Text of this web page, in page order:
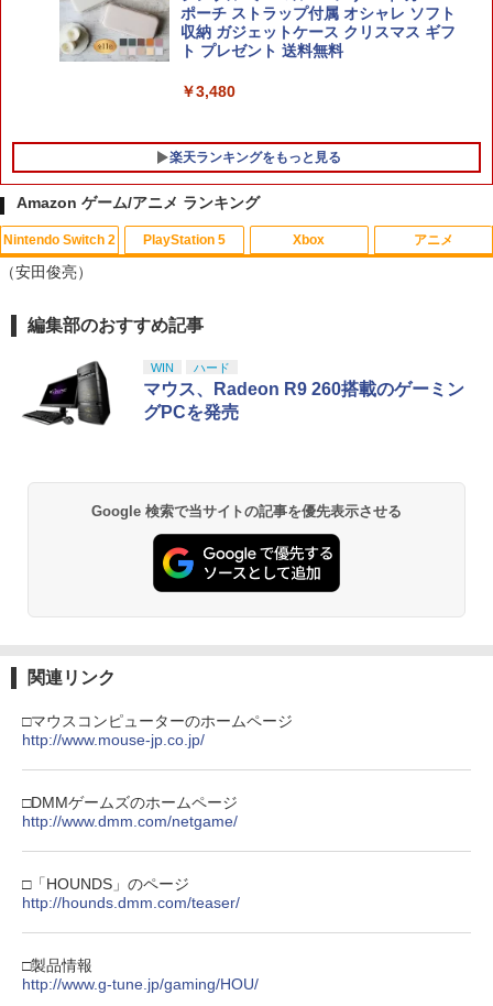
￥5,742
ポーチ ストラップ付属 オシャレ ソフト
収納 ガジェットケース クリスマス ギフ
ト プレゼント 送料無料
￥3,480
楽天ランキングをもっと見る
1
【中古】アナと雪の女王 MovieNEX [ブ
￥1,100
2
機動戦士ガンダムSEED FREEDOM(通常
空飛ぶゆうれい船【Blu-ray】 [ 石ノ森章
太郎 ]
DARD EDITION【4K ULTRA HD】（早
期予約特典なし） [ 井上雄彦 ]
人間(特装限定版)【Blu-ray】(第1弾・第
2弾キービジュアル使用ステッカーセッ
Amazon ゲーム/アニメ ランキング
Nintendo Switch 2
1
スプラトゥーン レイダース|オンライン
￥5,832
2 スプラトゥーン レイダース -Switch2
￥6,445
ンラインコード版
￥5,000
PlayStation 5
1
PlayStation 5 デジタル・エディション
ese only (CFI-2200B01)
￥55,000
Beast of Reincarnation -PS5 【特典】
プロダクトコード 封入
￥7,286
トローラー ミッドナイト ブラック(CFI-
ZCT2J01)
￥10,737
【純正品】DualSense ワイヤレスコン
￥10,737
Xbox
1
【純正品】Xbox ワイヤレス コントロー
￥8,300
ラー (ロボット ホワイト)
￥8,020
5
【純正品】Xbox Elite ワイヤレス コン
イト)
￥18,500
アニメ
1
【Amazon.co.jp限定】劇場版モノノ怪
ナル三方背収納ケース付きコレクション)
(オリジナル特典:オリジナル巾着＋メー
カー特典:【坤と離】二振りの剣、十翼よ
り来たる！スタジオ描き下ろしイラスト
￥10,780
劇場版「鬼滅の刃」無限城編 第一章 猗
窩座再来 通常版 [Blu-ray]
￥3,964
3
劇場版「鬼滅の刃」無限城編 第一章 猗
窩座再来 通常版 [DVD]
￥3,523
窩座再来 完全生産限定版 [Blu-ray]
￥8,698
（安田俊亮）
編集部のおすすめ記事
WIN ハード
マウス、Radeon R9 260搭載のゲーミン
グPCを発売
Google 検索で当サイトの記事を優先表示させる
関連リンク
□マウスコンピューターのホームページ
http://www.mouse-jp.co.jp/
□DMMゲームズのホームページ
http://www.dmm.com/netgame/
□「HOUNDS」のページ
http://hounds.dmm.com/teaser/
□製品情報
http://www.g-tune.jp/gaming/HOU/